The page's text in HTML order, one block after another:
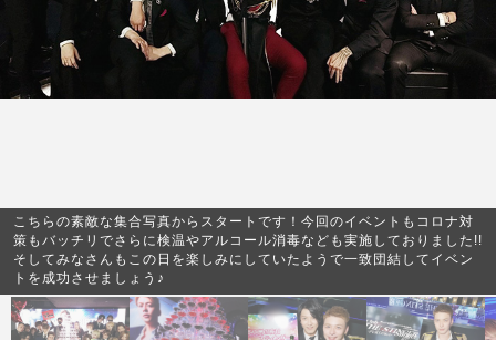
こちらの素敵な集合写真からスタートです！今回のイベントもコロナ対
策もバッチリでさらに検温やアルコール消毒なども実施しておりました!!
そしてみなさんもこの日を楽しみにしていたようで一致団結してイベン
トを成功させましょう♪